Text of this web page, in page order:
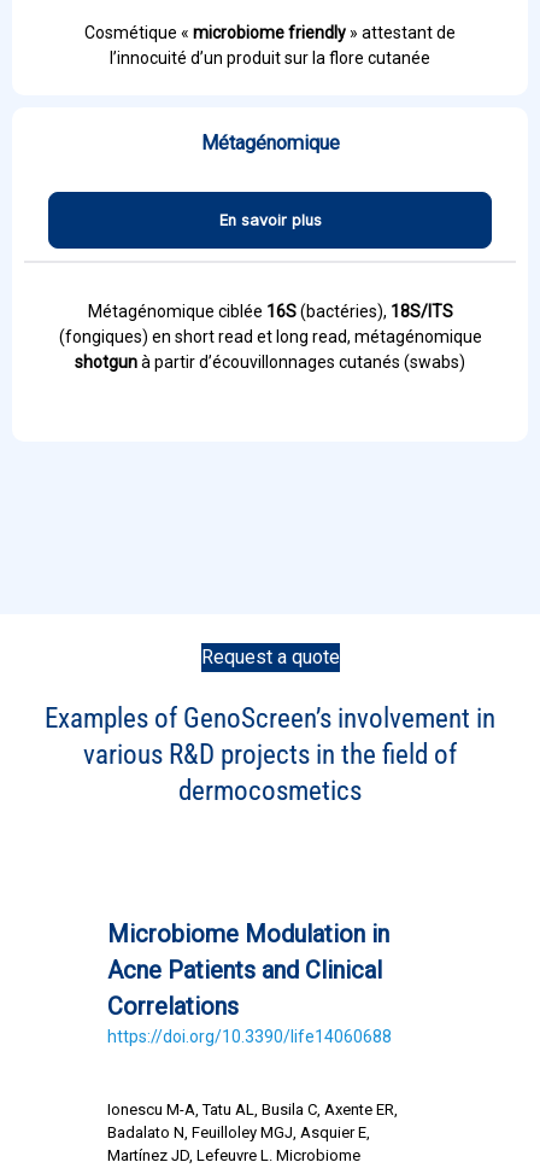
Cosmétique « microbiome friendly » attestant de
l’innocuité d’un produit sur la flore cutanée
Métagénomique
En savoir plus
Métagénomique ciblée 16S(bactéries), 18S/ITS
(fongiques) en short read et long read, métagénomique
shotgunà partir d’écouvillonnages cutanés (swabs)
Request a quote
Examples of GenoScreen’s involvement in
various R&D projects in the field of
dermocosmetics
Microbiome Modulation in
Acne Patients and Clinical
Correlations
https://doi.org/10.3390/life14060688
Ionescu M-A, Tatu AL, Busila C, Axente ER,
Badalato N, Feuilloley MGJ, Asquier E,
Martínez JD, Lefeuvre L. Microbiome